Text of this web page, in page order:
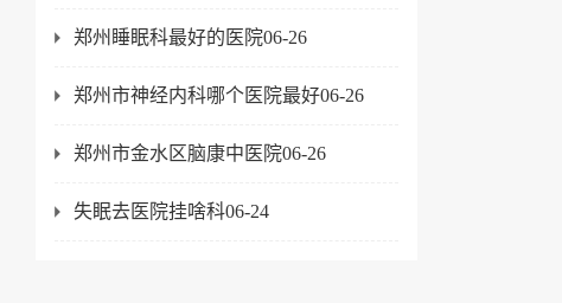
郑州睡眠科最好的医院06-26
郑州市神经内科哪个医院最好06-26
郑州市金水区脑康中医院06-26
失眠去医院挂啥科06-24